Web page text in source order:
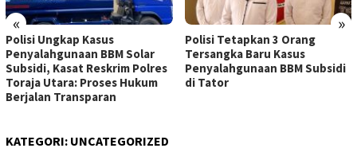
« »
Polisi Ungkap Kasus
Penyalahgunaan BBM Solar
Subsidi, Kasat Reskrim Polres
Toraja Utara: Proses Hukum
Berjalan Transparan
Polisi Tetapkan 3 Orang
Tersangka Baru Kasus
Penyalahgunaan BBM Subsidi
di Tator
KATEGORI: UNCATEGORIZED